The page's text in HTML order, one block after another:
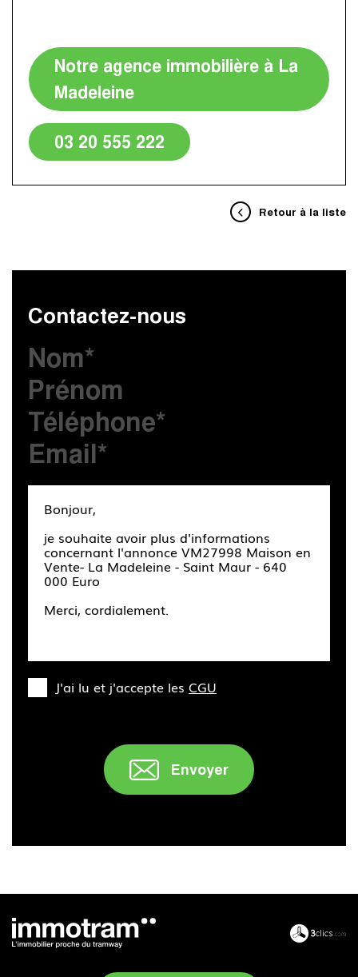
Contactez-nous
J'ai lu et j'accepte les CGU
Envoyer
Notre agence immobilière à La
Madeleine
03 20 555 222
Retour à la liste